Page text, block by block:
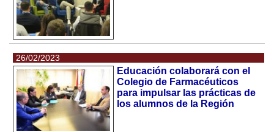
26/02/2023
Educación colaborará con el
Colegio de Farmacéuticos
para impulsar las prácticas de
los alumnos de la Región